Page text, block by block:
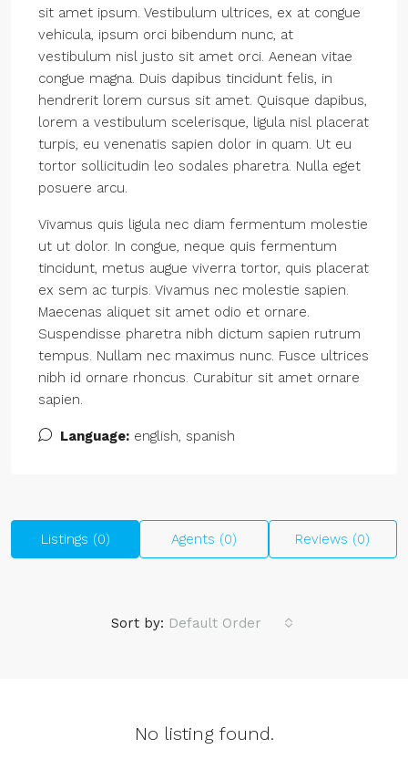
sit amet ipsum. Vestibulum ultrices, ex at congue
vehicula, ipsum orci bibendum nunc, at
vestibulum nisl justo sit amet orci. Aenean vitae
congue magna. Duis dapibus tincidunt felis, in
hendrerit lorem cursus sit amet. Quisque dapibus,
lorem a vestibulum scelerisque, ligula nisl placerat
turpis, eu venenatis sapien dolor in quam. Ut eu
tortor sollicitudin leo sodales pharetra. Nulla eget
posuere arcu.
Vivamus quis ligula nec diam fermentum molestie
ut ut dolor. In congue, neque quis fermentum
tincidunt, metus augue viverra tortor, quis placerat
ex sem ac turpis. Vivamus nec molestie sapien.
Maecenas aliquet sit amet odio et ornare.
Suspendisse pharetra nibh dictum sapien rutrum
tempus. Nullam nec maximus nunc. Fusce ultrices
nibh id ornare rhoncus. Curabitur sit amet ornare
sapien.
Language: english, spanish
Listings (0) Agents (0) Reviews (0)
Sort by: Default Order
No listing found.